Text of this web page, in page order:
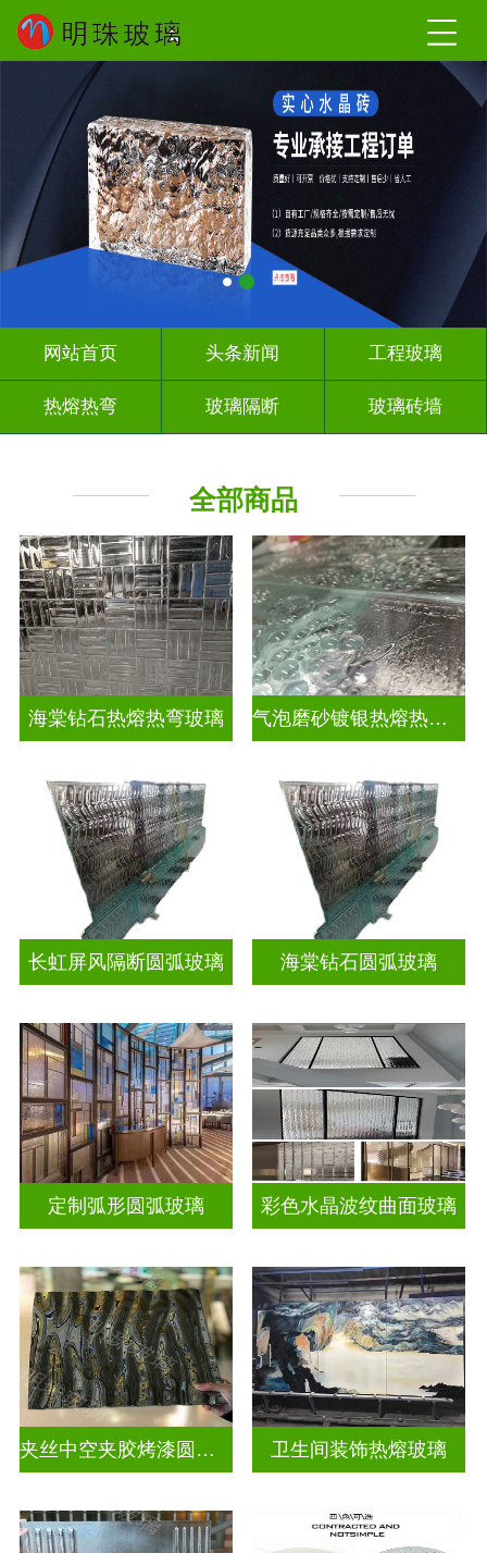
网站首页 头条新闻 工程玻璃
热熔热弯 玻璃隔断 玻璃砖墙
全部商品
海棠钻石热熔热弯玻璃 气泡磨砂镀银热熔热弯玻璃
长虹屏风隔断圆弧玻璃 海棠钻石圆弧玻璃
定制弧形圆弧玻璃 彩色水晶波纹曲面玻璃
夹丝中空夹胶烤漆圆弧玻璃 卫生间装饰热熔玻璃